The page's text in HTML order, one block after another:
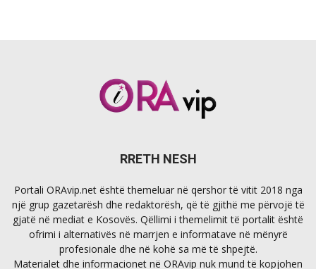
RRETH NESH
Portali ORAvip.net është themeluar në qershor të vitit 2018 nga
një grup gazetarësh dhe redaktorësh, që të gjithë me përvojë të
gjatë në mediat e Kosovës. Qëllimi i themelimit të portalit është
ofrimi i alternativës në marrjen e informatave në mënyrë
profesionale dhe në kohë sa më të shpejtë.
Materialet dhe informacionet në ORAvip nuk mund të kopjohen